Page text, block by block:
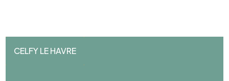
CELFY LE HAVRE